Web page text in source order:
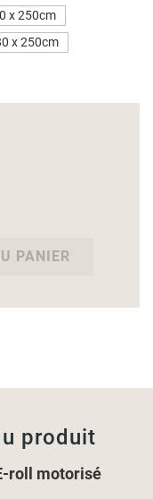
x 250cm
x 250cm
PANIER
produit
roll motorisé